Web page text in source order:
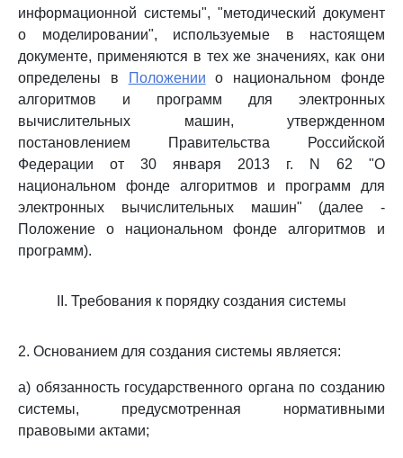
информационной системы", "методический документ
о моделировании", используемые в настоящем
документе, применяются в тех же значениях, как они
определены в
Положении о национальном фонде
алгоритмов и программ для электронных
вычислительных машин, утвержденном
постановлением Правительства Российской
Федерации от 30 января 2013 г. N 62 "О
национальном фонде алгоритмов и программ для
электронных вычислительных машин" (далее -
Положение о национальном фонде алгоритмов и
программ).
II. Требования к порядку создания системы
2. Основанием для создания системы является:
а) обязанность государственного органа по созданию
системы, предусмотренная нормативными
правовыми актами;